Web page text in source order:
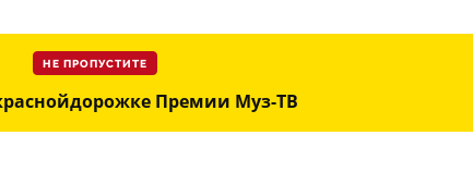
НЕ ПРОПУСТИТЕ
Премии Муз-ТВ